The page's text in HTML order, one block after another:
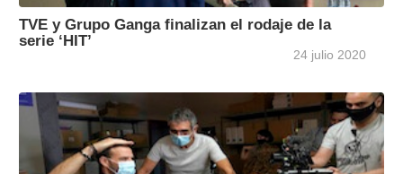
TVE y Grupo Ganga finalizan el rodaje de la
serie ‘HIT’
24 julio 2020